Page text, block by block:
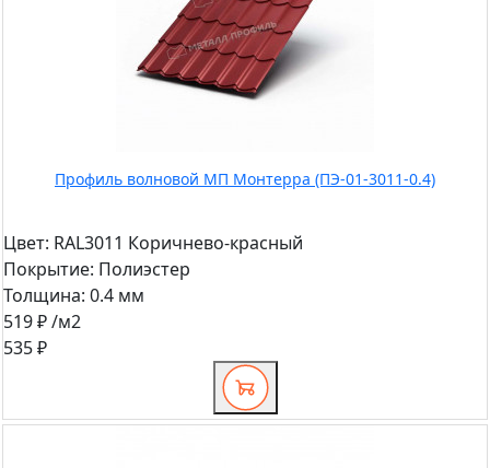
Профиль волновой МП Монтерра (ПЭ-01-3011-0.4)
Цвет: RAL3011 Коричнево-красный
Покрытие: Полиэстер
Толщина: 0.4 мм
519 ₽/м2
535 ₽